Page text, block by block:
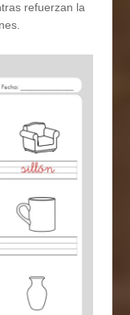
refuerzan la